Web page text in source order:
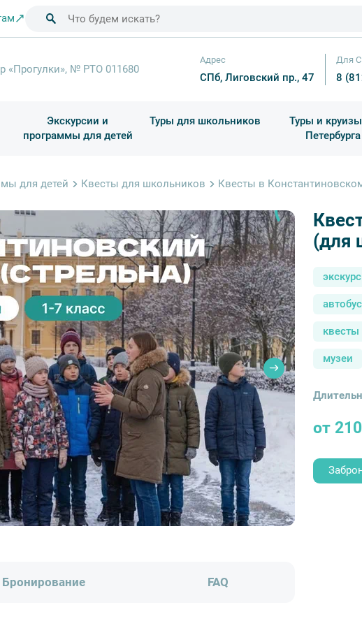
«Прогулки», № РТО 011680
Адрес
СПб, Лиговский пр., 47
Для
8
Экскурсии и
программы для детей
Туры для школьников
Туры и
Петербурга
для детей Квесты для школьников Квесты в
(для
квесты
музеи
от
Бронирование FAQ